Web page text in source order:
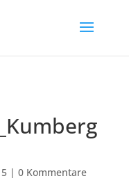
| 0 Kommentare